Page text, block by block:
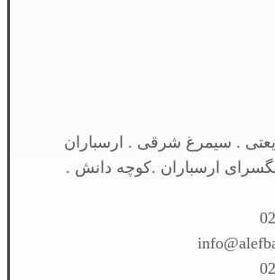
. سیمرغ شرقی . ارسباران
ارسباران .کوچه دانش .